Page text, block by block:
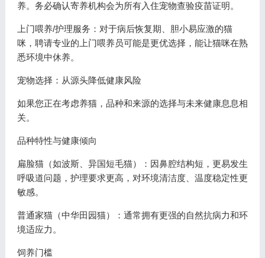
养。务必确认寄养机构会为所有入住宠物查验疫苗证明。
上门喂养/护理服务：对于病后恢复期、胆小易应激的猫
咪，聘请专业的上门喂养员可能是更优选择，能让猫咪在熟
悉环境中休养。
宠物选择：从源头降低健康风险
如果您正在考虑养猫，品种和来源的选择与未来健康息息相
关。
品种特性与健康倾向
扁脸猫（如波斯、异国短毛猫）：因鼻腔结构短，更易发生
呼吸道问题，护理要求更高，对环境清洁度、温度稳定性更
敏感。
普通家猫（中华田园猫）：通常拥有更强的自然抗病力和环
境适应力。
饲养门槛